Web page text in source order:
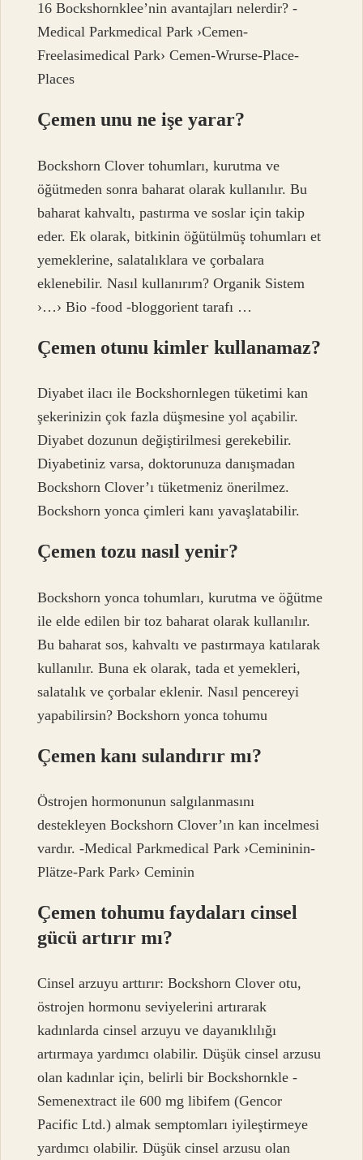
16 Bockshornklee’nin avantajları nelerdir? -
Medical Parkmedical Park ›Cemen-
Freelasimedical Park› Cemen-Wrurse-Place-
Places
Çemen unu ne işe yarar?
Bockshorn Clover tohumları, kurutma ve
öğütmeden sonra baharat olarak kullanılır. Bu
baharat kahvaltı, pastırma ve soslar için takip
eder. Ek olarak, bitkinin öğütülmüş tohumları et
yemeklerine, salatalıklara ve çorbalara
eklenebilir. Nasıl kullanırım? Organik Sistem
›…› Bio -food -bloggorient tarafı …
Çemen otunu kimler kullanamaz?
Diyabet ilacı ile Bockshornlegen tüketimi kan
şekerinizin çok fazla düşmesine yol açabilir.
Diyabet dozunun değiştirilmesi gerekebilir.
Diyabetiniz varsa, doktorunuza danışmadan
Bockshorn Clover’ı tüketmeniz önerilmez.
Bockshorn yonca çimleri kanı yavaşlatabilir.
Çemen tozu nasıl yenir?
Bockshorn yonca tohumları, kurutma ve öğütme
ile elde edilen bir toz baharat olarak kullanılır.
Bu baharat sos, kahvaltı ve pastırmaya katılarak
kullanılır. Buna ek olarak, tada et yemekleri,
salatalık ve çorbalar eklenir. Nasıl pencereyi
yapabilirsin? Bockshorn yonca tohumu
Çemen kanı sulandırır mı?
Östrojen hormonunun salgılanmasını
destekleyen Bockshorn Clover’ın kan incelmesi
vardır. -Medical Parkmedical Park ›Cemininin-
Plätze-Park Park› Ceminin
Çemen tohumu faydaları cinsel
gücü artırır mı?
Cinsel arzuyu arttırır: Bockshorn Clover otu,
östrojen hormonu seviyelerini artırarak
kadınlarda cinsel arzuyu ve dayanıklılığı
artırmaya yardımcı olabilir. Düşük cinsel arzusu
olan kadınlar için, belirli bir Bockshornkle -
Semenextract ile 600 mg libifem (Gencor
Pacific Ltd.) almak semptomları iyileştirmeye
yardımcı olabilir. Düşük cinsel arzusu olan